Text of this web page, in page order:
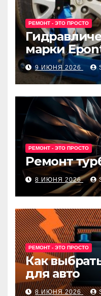
РЕМОНТ - ЭТО ПРОСТО
марки
9 ИЮНЯ 2026
РЕМОНТ - ЭТО ПРОСТО
Ремонт
8 ИЮНЯ 2026
РЕМОНТ - ЭТО ПРОСТО
Как
для авто
8 ИЮНЯ 2026